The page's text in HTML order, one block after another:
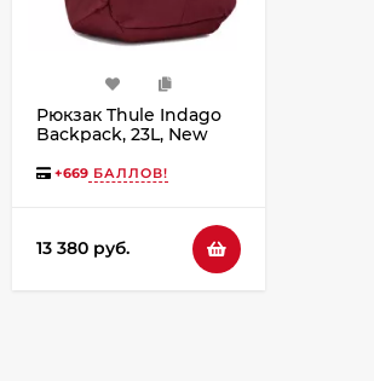
Рюкзак Thule Indago
Backpack, 23L, New
+669 БАЛЛОВ!
13 380 руб.